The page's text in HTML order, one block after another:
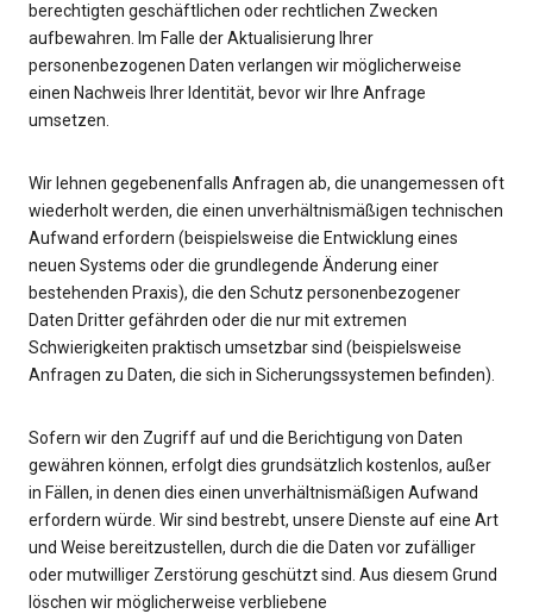
berechtigten geschäftlichen oder rechtlichen Zwecken
aufbewahren. Im Falle der Aktualisierung Ihrer
personenbezogenen Daten verlangen wir möglicherweise
einen Nachweis Ihrer Identität, bevor wir Ihre Anfrage
umsetzen.
Wir lehnen gegebenenfalls Anfragen ab, die unangemessen oft
wiederholt werden, die einen unverhältnismäßigen technischen
Aufwand erfordern (beispielsweise die Entwicklung eines
neuen Systems oder die grundlegende Änderung einer
bestehenden Praxis), die den Schutz personenbezogener
Daten Dritter gefährden oder die nur mit extremen
Schwierigkeiten praktisch umsetzbar sind (beispielsweise
Anfragen zu Daten, die sich in Sicherungssystemen befinden).
Sofern wir den Zugriff auf und die Berichtigung von Daten
gewähren können, erfolgt dies grundsätzlich kostenlos, außer
in Fällen, in denen dies einen unverhältnismäßigen Aufwand
erfordern würde. Wir sind bestrebt, unsere Dienste auf eine Art
und Weise bereitzustellen, durch die die Daten vor zufälliger
oder mutwilliger Zerstörung geschützt sind. Aus diesem Grund
löschen wir möglicherweise verbliebene